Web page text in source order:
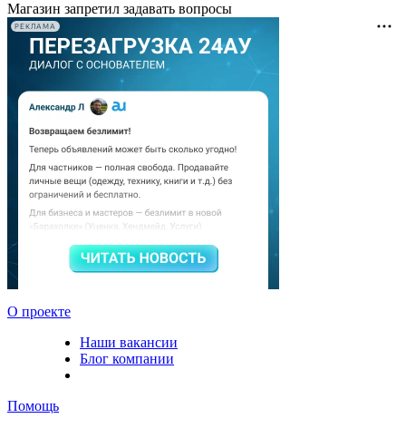
Магазин запретил задавать вопросы
РЕКЛАМА
О проекте
Наши вакансии
Блог компании
Помощь